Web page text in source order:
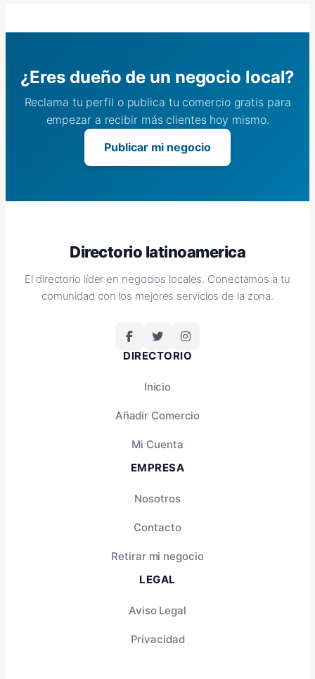
¿Eres dueño de un negocio local?
Reclama tu perfil o publica tu comercio gratis para
empezar a recibir más clientes hoy mismo.
Publicar mi negocio
Directorio latinoamerica
El directorio líder en negocios locales. Conectamos a tu
comunidad con los mejores servicios de la zona.
DIRECTORIO
Inicio
Añadir Comercio
Mi Cuenta
EMPRESA
Nosotros
Contacto
Retirar mi negocio
LEGAL
Aviso Legal
Privacidad